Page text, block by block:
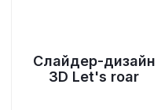
Слайдер-дизайн
3D Let's roar